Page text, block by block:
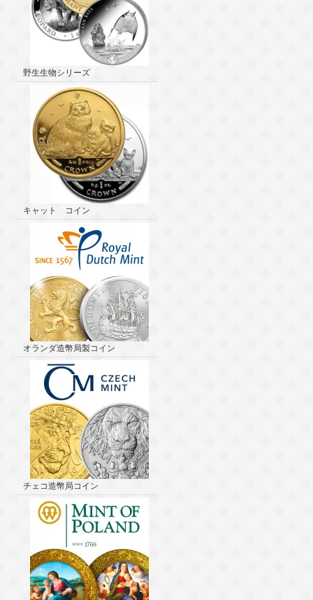
野生生物シリーズ
キャット コイン
オランダ造幣局製コイン
チェコ造幣局コイン